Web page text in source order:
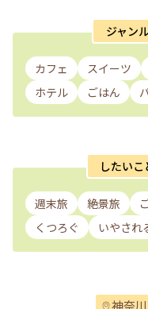
ジャン
カフェ スイーツ
ホテル
ごはん
したい
週末旅 絶景旅
くつろぐ
いやされ
神奈